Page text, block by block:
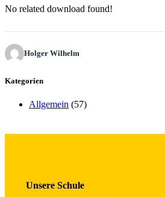
No related download found!
Holger Wilhelm
Kategorien
Allgemein (57)
Unsere Schule